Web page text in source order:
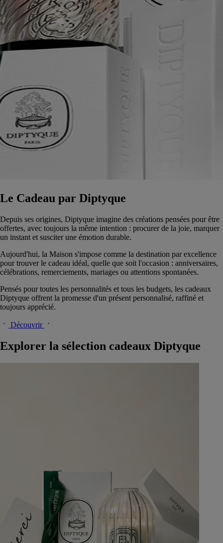
Le Cadeau par Diptyque
Depuis ses origines, Diptyque imagine des créations pensées pour être
offertes, avec toujours la même intention : procurer de la joie, marquer
un instant et susciter une émotion durable.
Aujourd'hui, la Maison s'impose comme la destination par excellence
pour trouver le cadeau idéal, quelle que soit l'occasion : anniversaires,
célébrations, remerciements, mariages ou attentions spontanées.
Pensés pour toutes les personnalités et tous les budgets, les cadeaux
Diptyque offrent la promesse d'un présent personnalisé, raffiné et
toujours apprécié.
Découvrir
Explorer la sélection cadeaux Diptyque